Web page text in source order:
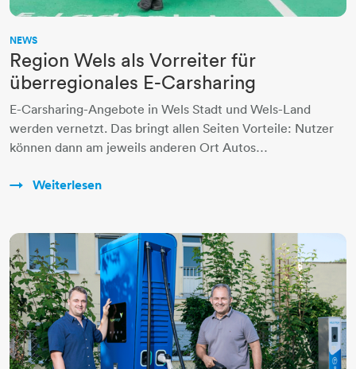
NEWS
Region Wels als Vorreiter für
überregionales E-Carsharing
E-Carsharing-Angebote in Wels Stadt und Wels-Land
werden vernetzt. Das bringt allen Seiten Vorteile: Nutzer
können dann am jeweils anderen Ort Autos…
Weiterlesen